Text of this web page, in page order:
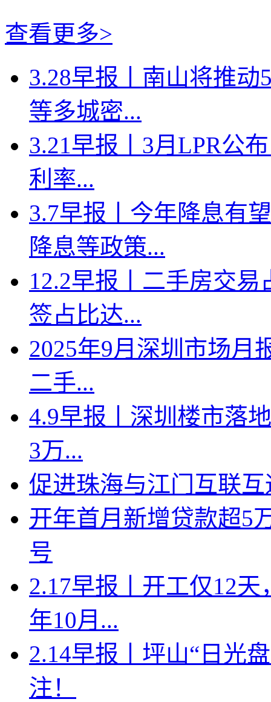
查看更多>
3.28早报丨南山将推
等多城密...
3.21早报丨3月LPR公
利率...
3.7早报丨今年降息有
降息等政策...
12.2早报丨二手房交
签占比达...
2025年9月深圳市场月
二手...
4.9早报丨深圳楼市落
3万...
促进珠海与江门互联
开年首月新增贷款超5
号
2.17早报丨开工仅12
年10月...
2.14早报丨坪山“日光
注！